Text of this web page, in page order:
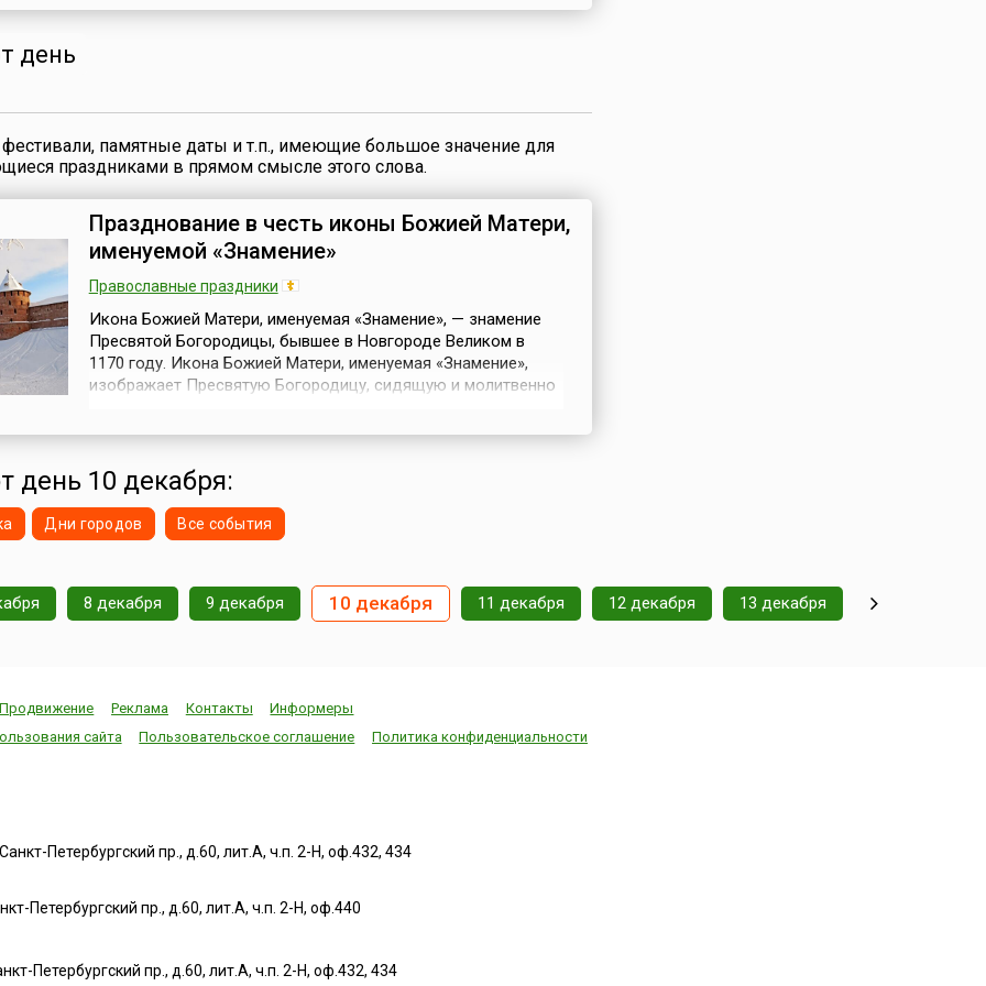
день
памятные даты и т.п., имеющие большое значение для
праздниками в прямом смысле этого слова.
Празднование в честь иконы Божией Матери,
именуемой «Знамение»
Православные праздники
Икона Божией Матери, именуемая «Знамение», — знамение
Пресвятой Богородицы, бывшее в Новгороде Великом в
1170 году. Икона Божией Матери, именуемая «Знамение»,
изображает Пресвятую Богородицу, сидящую и молитвенно
относится к числу самых пер...
день 10 декабря:
Дни городов Все события
8 декабря 9 декабря 10 декабря 11 декабря 12 декабря 13 декабря
Продвижение Реклама Контакты
Информеры
сайта
Пользовательское соглашение Политика конфиденциальности
Петербургский пр., д.60, лит.А, ч.п. 2-Н, оф.432, 434
Петербургский пр., д.60, лит.А, ч.п. 2-Н, оф.440
Петербургский пр., д.60, лит.А, ч.п. 2-Н, оф.432, 434